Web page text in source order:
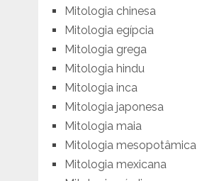
Mitologia chinesa
Mitologia egípcia
Mitologia grega
Mitologia hindu
Mitologia inca
Mitologia japonesa
Mitologia maia
Mitologia mesopotâmica
Mitologia mexicana